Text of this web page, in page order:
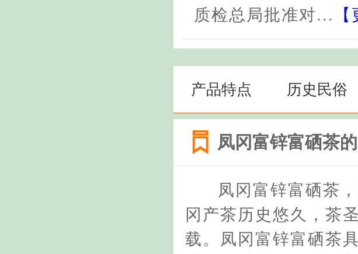
质检总局批准对...
产品特点 历史民俗
凤冈富锌富硒茶
凤冈富锌富硒茶
冈产茶历史悠久，茶
载。凤冈富锌富硒茶